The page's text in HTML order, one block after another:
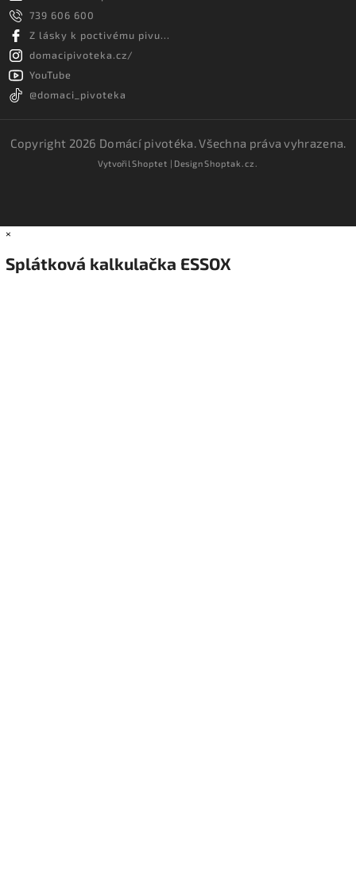
739 606 600
Z lásky k poctivému pivu...
domacipivoteka.cz/
YouTube
@domaci_pivoteka
Copyright 2026 Domácí pivotéka . Všechna práva vyhrazena.
VytvořilShoptet | DesignShoptak.cz.
×
Splátková kalkulačka ESSOX